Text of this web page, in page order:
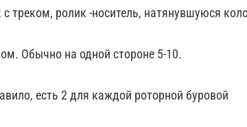
треком, ролик -носитель, натянувшуюся
Обычно на одной стороне 5-10.
есть 2 для каждой роторной буровой